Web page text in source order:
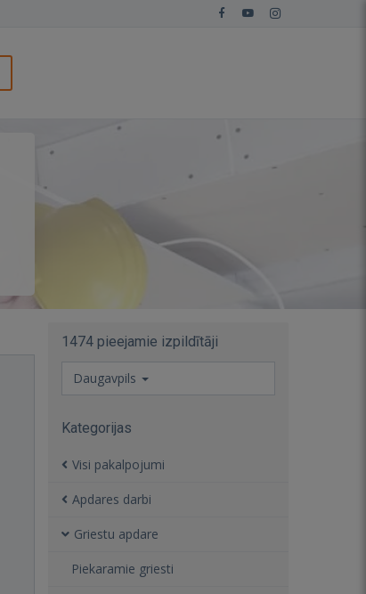
1474 pieejamie izpildītāji
Daugavpils
Kategorijas
Visi pakalpojumi
Apdares darbi
Griestu apdare
Piekaramie griesti